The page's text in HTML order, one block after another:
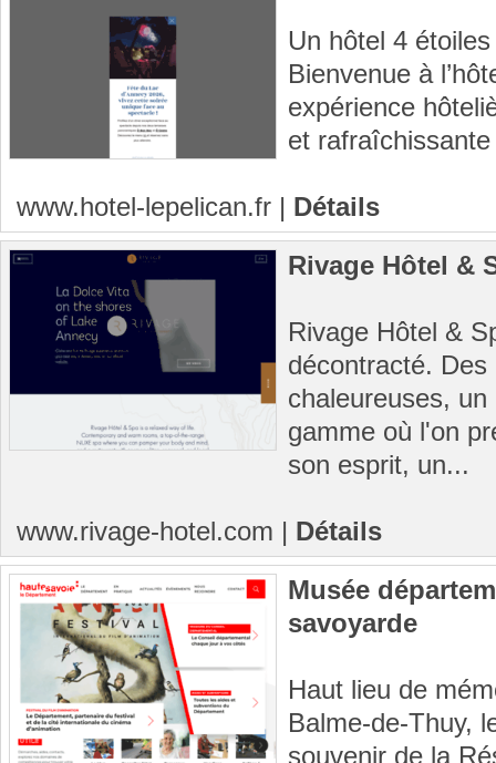
Un hôtel 4
Bienvenue à
expérience
et
www.hotel-lepelican.fr | Détails
Rivage Hôtel &
Rivage Hôtel &
décontracté.
chaleureuses,
gamme où l'on
son esprit, un...
www.rivage-hotel.com | Détails
Musée
savoyarde
Haut lieu de
Balme-de-Thuy,
souvenir de la